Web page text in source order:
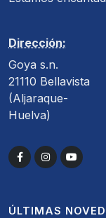
Dirección:
Goya s.n.
21110 Bellavista
(Aljaraque-
Huelva)
ÚLTIMAS